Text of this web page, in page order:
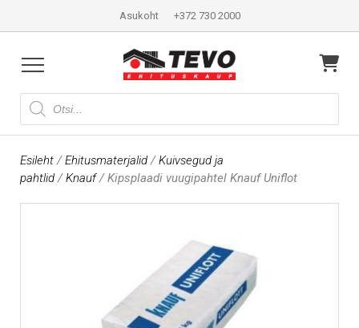
Asukoht +372 730 2000
Products
search
Esileht/Ehitusmaterjalid/Kuivsegud ja
pahtlid/Knauf/ Kipsplaadi vuugipahtel Knauf Uniflot